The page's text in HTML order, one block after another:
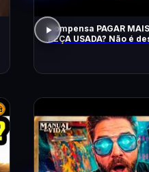
Compensa PAGAR
PEÇA USADA? Não é